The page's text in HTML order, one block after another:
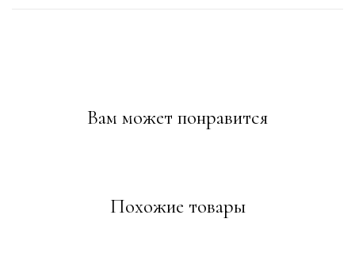
Вам может понравится
Похожие товары